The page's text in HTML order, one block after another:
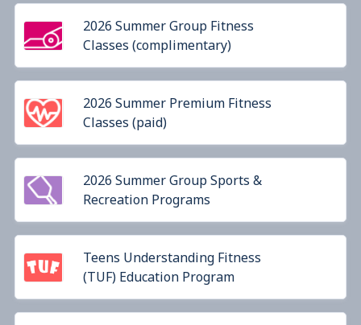
2026 Summer Group Fitness
Classes (complimentary)
2026 Summer Premium Fitness
Classes (paid)
2026 Summer Group Sports &
Recreation Programs
Teens Understanding Fitness
(TUF) Education Program